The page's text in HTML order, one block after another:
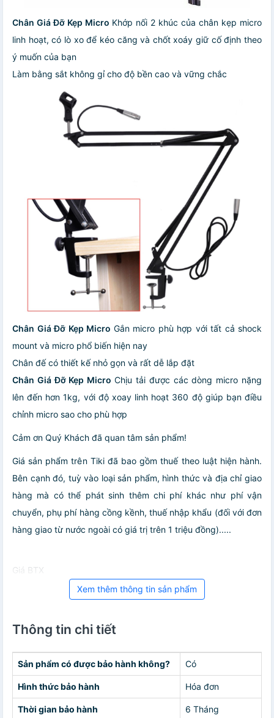
Chân Giá Đỡ Kẹp Micro Khớp nối 2 khúc của chân kẹp micro
linh hoạt, có lò xo để kéo căng và chốt xoáy giữ cố định theo
ý muốn của bạn
Làm bằng sắt không gỉ cho độ bền cao và vững chắc
Chân Giá Đỡ Kẹp Micro Gắn micro phù hợp với tất cả shock
mount và micro phổ biến hiện nay
Chân đế có thiết kế nhỏ gọn và rất dễ lắp đặt
Chân Giá Đỡ Kẹp MicroChịu tải được các dòng micro nặng
lên đến hơn 1kg, với độ xoay linh hoạt 360 độ giúp bạn điều
chỉnh micro sao cho phù hợp
Cảm ơn Quý Khách đã quan tâm sản phẩm!
Giá sản phẩm trên Tiki đã bao gồm thuế theo luật hiện hành.
Bên cạnh đó, tuỳ vào loại sản phẩm, hình thức và địa chỉ giao
hàng mà có thể phát sinh thêm chi phí khác như phí vận
chuyển, phụ phí hàng cồng kềnh, thuế nhập khẩu (đối với đơn
hàng giao từ nước ngoài có giá trị trên 1 triệu đồng).....
Giá BTX
Xem thêm thông tin sản phẩm
Thông tin chi tiết
Sản phẩm có được bảo hành không? Có
Hình thức bảo hành Hóa đơn
Thời gian bảo hành 6 Tháng